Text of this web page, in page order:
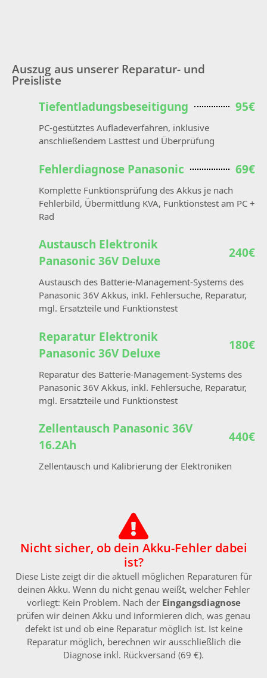
Auszug aus unserer Reparatur- und
Preisliste
Tiefentladungsbeseitigung
95€
PC-gestütztes Aufladeverfahren, inklusive
anschließendem Lasttest und Überprüfung
Fehlerdiagnose Panasonic 69€
Komplette Funktionsprüfung des Akkus je nach
Fehlerbild, Übermittlung KVA, Funktionstest am PC +
Rad
Austausch Elektronik
Panasonic 36V Deluxe
240€
Austausch des Batterie-Management-Systems des
Panasonic 36V Akkus, inkl. Fehlersuche, Reparatur,
mgl. Ersatzteile und Funktionstest
Reparatur Elektronik
Panasonic 36V Deluxe
180€
Reparatur des Batterie-Management-Systems des
Panasonic 36V Akkus, inkl. Fehlersuche, Reparatur,
mgl. Ersatzteile und Funktionstest
Zellentausch Panasonic 36V
16.2Ah
440€
Zellentausch und Kalibrierung der Elektroniken
Nicht sicher, ob dein Akku-Fehler dabei
ist?
Diese Liste zeigt dir die aktuell möglichen Reparaturen für
deinen Akku. Wenn du nicht genau weißt, welcher Fehler
vorliegt: Kein Problem. Nach der Eingangsdiagnose
prüfen wir deinen Akku und informieren dich, was genau
defekt ist und ob eine Reparatur möglich ist. Ist keine
Reparatur möglich, berechnen wir ausschließlich die
Diagnose inkl. Rückversand (69 €).